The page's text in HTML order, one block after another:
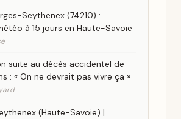
Seythenex (74210) :
à 15 jours en Haute-Savoie
suite au décès accidentel de
: « On ne devrait pas vivre ça »
(Haute-Savoie) |